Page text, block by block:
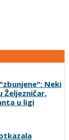
Neki
Željezničar,
u ligi